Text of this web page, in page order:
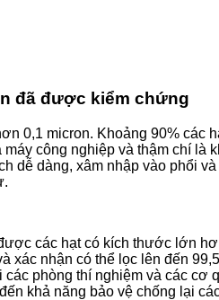
đã được kiểm chứng
0,1 micron. Khoảng 90% các
công nghiệp và thậm chí
dễ dàng, xâm nhập vào phổi
các hạt có kích thước lớn
xác nhận có thể lọc lên đến
phòng thí nghiệm và các
khả năng bảo vệ chống lại